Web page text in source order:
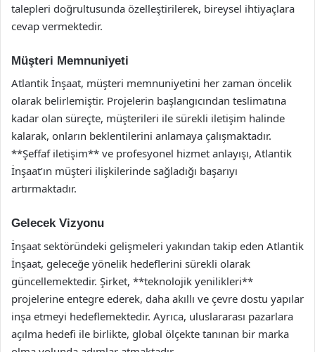
talepleri doğrultusunda özelleştirilerek, bireysel ihtiyaçlara
cevap vermektedir.
Müşteri Memnuniyeti
Atlantik İnşaat, müşteri memnuniyetini her zaman öncelik
olarak belirlemiştir. Projelerin başlangıcından teslimatına
kadar olan süreçte, müşterileri ile sürekli iletişim halinde
kalarak, onların beklentilerini anlamaya çalışmaktadır.
**Şeffaf iletişim** ve profesyonel hizmet anlayışı, Atlantik
İnşaat’ın müşteri ilişkilerinde sağladığı başarıyı
artırmaktadır.
Gelecek Vizyonu
İnşaat sektöründeki gelişmeleri yakından takip eden Atlantik
İnşaat, geleceğe yönelik hedeflerini sürekli olarak
güncellemektedir. Şirket, **teknolojik yenilikleri**
projelerine entegre ederek, daha akıllı ve çevre dostu yapılar
inşa etmeyi hedeflemektedir. Ayrıca, uluslararası pazarlara
açılma hedefi ile birlikte, global ölçekte tanınan bir marka